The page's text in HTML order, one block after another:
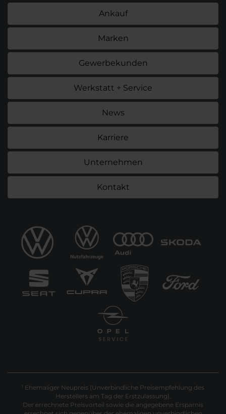
Ankauf
Marken
Gewerbekunden
Werkstatt + Service
News
Karriere
Unternehmen
Kontakt
1 Ehemaliger Neupreis (Unverbindliche Preisempfehlung des
Herstellers am Tag der Erstzulassung).
Der errechnete Preisvorteil sowie die angegebene Ersparnis